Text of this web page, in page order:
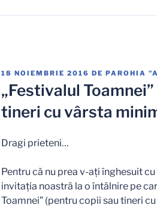
PUBLICAT
PE
18 NOIEMBRIE 2016 DE PAROHIA
„Festivalul
tineri cu vârsta
Dragi prieteni…
Pentru că nu prea v-ați înghesuit
invitația noastră la o întâlnire pe
Toamnei” (pentru copii sau tineri